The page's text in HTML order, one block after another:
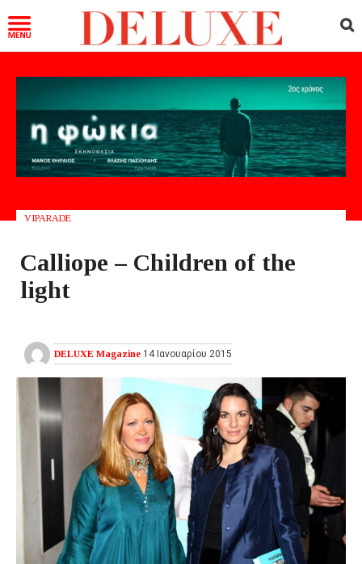
VIPARADE
Calliope – Children of the
light
DELUXE Magazine 14 Ιανουαρίου 2015